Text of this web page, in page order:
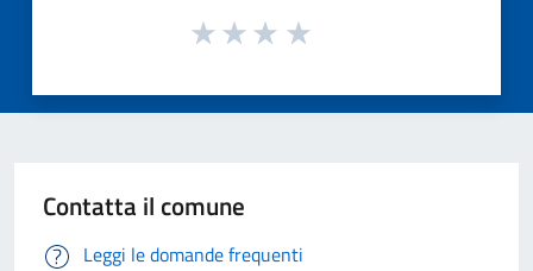
Contatta il comune
Leggi le domande frequenti